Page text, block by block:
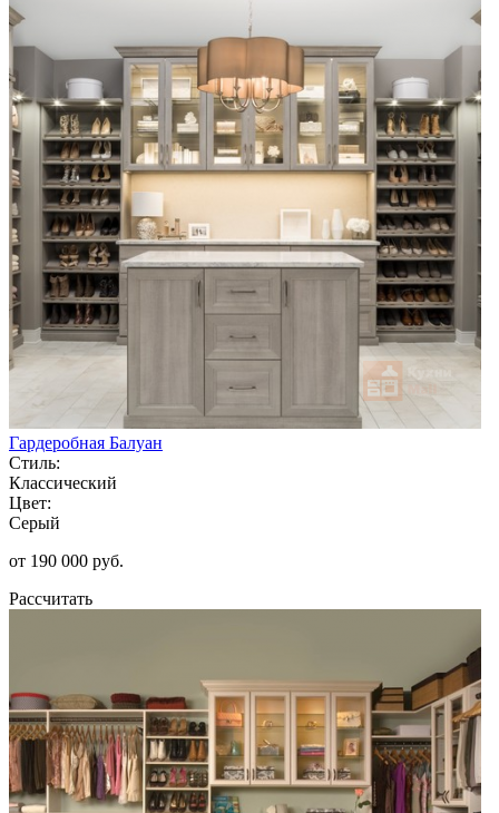
Гардеробная Балуан
Стиль:
Классический
Цвет:
Серый
от 190 000 руб.
Рассчитать